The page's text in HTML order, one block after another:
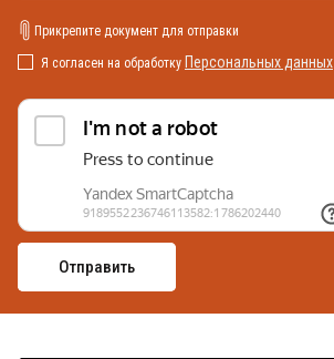
Прикрепите документ для отправки
Я согласен на обработку Персональных данных